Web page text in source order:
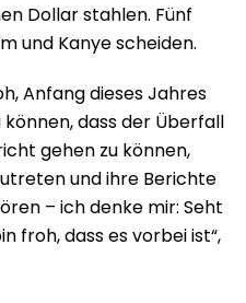
Dollar stahlen. Fünf
und Kanye scheiden.
Anfang dieses Jahres
dass der Überfall
gehen zu können,
und ihre Berichte
– ich denke mir: Seht
froh, dass es vorbei ist“,